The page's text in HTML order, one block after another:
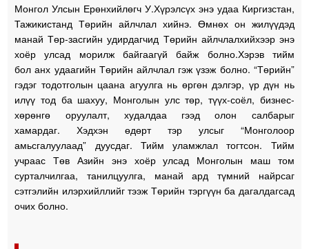
Монгол Улсын Ерөнхийлөгч У.Хүрэлсүх энэ удаа Киргизстан,
Тажикистанд Төрийн айлчлал хийнэ. Өмнөх он жилүүдэд
манай Төр-засгийн удирдагчид Төрийн айлчлалхийхээр энэ
хоёр улсад морилж байгаагүй байж болно.Хэрэв тийм
бол анх удаагийн Төрийн айлчлал гэж үзэж болно. “Төрийн”
гэдэг тодотголын цаана агуулга нь өргөн дэлгэр, үр дүн нь
илүү тод ба шахуу, Монголын улс төр, түүх-соёл, бизнес-
хөрөнгө оруулалт, худалдаа гээд олон салбарыг
хамардаг. Хэдхэн өдөрт тэр улсыг “Монголоор
амьсгалуулаад” дуусдаг. Тийм уламжлал тогтсон. Тийм
учраас Төв Азийн энэ хоёр улсад Монголын маш том
сурталчилгаа, танилцуулга, манай ард түмний найрсаг
сэтгэлийн илэрхийллийг тээж Төрийн тэргүүн ба дагалдагсад
очих болно.